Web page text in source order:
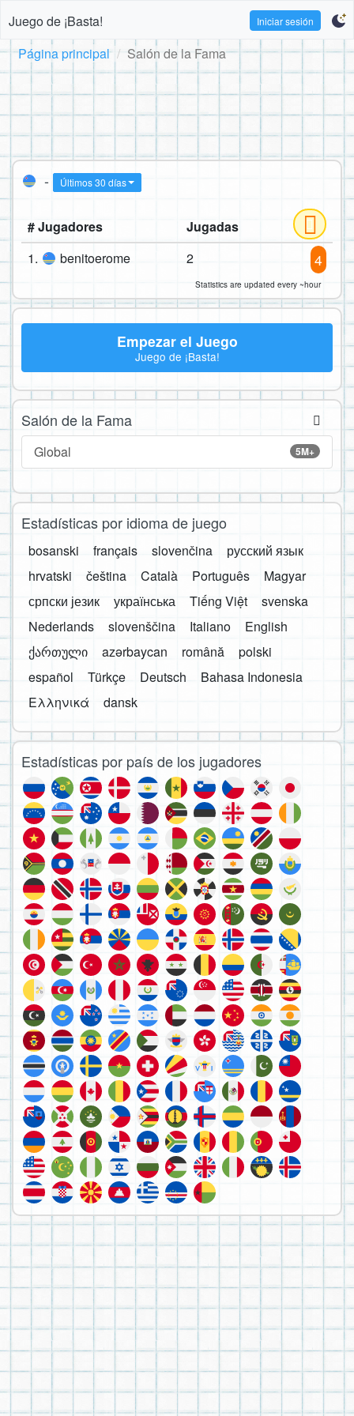
Juego de ¡Basta! Iniciar sesión
Página principal Salón de la Fama
- Últimos 30 días
# Jugadores
Jugadas
1.
benitoerome 2 4
Statistics are updated every ~hour
Empezar el Juego
Juego de ¡Basta!
Salón de la Fama
5M+
Global
Estadísticas por idioma de juego
bosanski français slovenčina
русский язык
hrvatski
čeština Català Português
Magyar
српски језик
українська Tiếng Việt
svenska
Nederlands
slovenščina Italiano
English
ქართული
azərbaycan română
polski
español
Türkçe Deutsch
Bahasa Indonesia
Ελληνικά
dansk
Estadísticas por país de los jugadores